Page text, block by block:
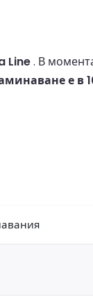
Line. В
е в